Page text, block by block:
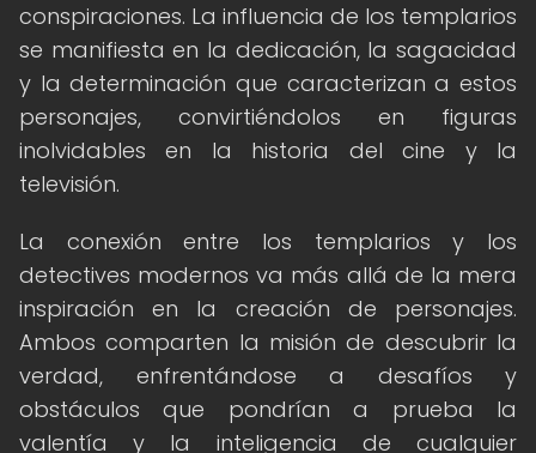
conspiraciones. La influencia de los templarios
se manifiesta en la dedicación, la sagacidad
y la determinación que caracterizan a estos
personajes, convirtiéndolos en figuras
inolvidables en la historia del cine y la
televisión.
La conexión entre los templarios y los
detectives modernos va más allá de la mera
inspiración en la creación de personajes.
Ambos comparten la misión de descubrir la
verdad, enfrentándose a desafíos y
obstáculos que pondrían a prueba la
valentía y la inteligencia de cualquier